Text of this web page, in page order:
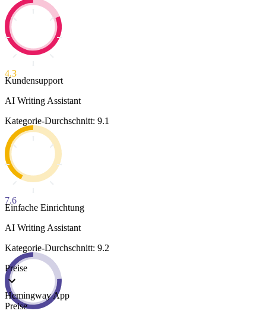
4.3
Kundensupport
AI Writing Assistant
Kategorie-Durchschnitt: 9.1
7.6
Einfache Einrichtung
AI Writing Assistant
Kategorie-Durchschnitt: 9.2
Preise
Hemingway App
Preise